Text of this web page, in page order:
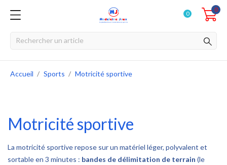
0
0
Accueil Sports Motricité sportive
Motricité sportive
La motricité sportive repose sur un matériel léger, polyvalent et
sortable en 3 minutes : bandes de délimitation de terrain (le